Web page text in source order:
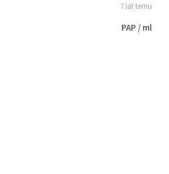
7 lat temu
PAP / ml